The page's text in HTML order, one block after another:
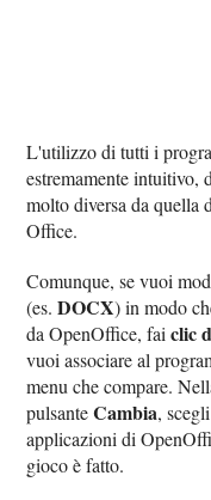
L'utilizzo di tutti i
estremamente intuitivo,
molto diversa da quella
Office.
Comunque, se vuoi
(es.DOCX) in modo
da OpenOffice, faiclic
vuoi associare al
menu che compare.
pulsanteCambia,
applicazioni di
gioco è fatto.